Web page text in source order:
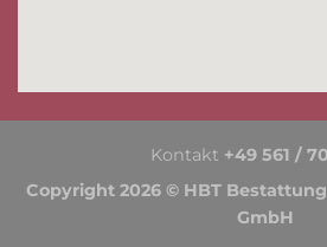
Kontakt +49 561 /
Copyright 2026 © HBT
GmbH